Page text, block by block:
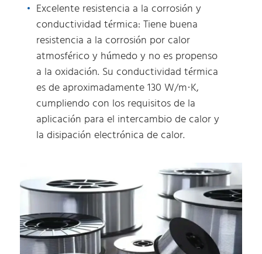
Excelente resistencia a la corrosión y
conductividad térmica: Tiene buena
resistencia a la corrosión por calor
atmosférico y húmedo y no es propenso
a la oxidación. Su conductividad térmica
es de aproximadamente 130 W/m·K,
cumpliendo con los requisitos de la
aplicación para el intercambio de calor y
la disipación electrónica de calor.